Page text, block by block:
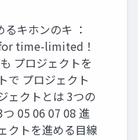
キホンのキ ：
time-limited！
プロジェクトを
で プロジェクト
ェクトとは 3つの
05 06 07 08 進
クトを進める目線